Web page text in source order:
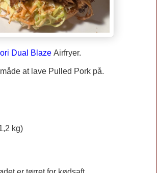
Dual Blaze Airfryer.
at lave Pulled Pork på.
kg)